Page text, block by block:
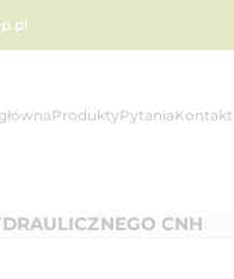
ProduktyPytaniaKontakt
CNH